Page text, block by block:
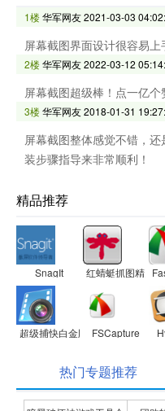
1楼华军网友2021-03-03
屏幕截图界面设计很容易
2楼华军网友2022-03-12
屏幕截图超级棒！点一亿个
3楼华军网友2018-01-31
屏幕截图整体感觉不错，
装步骤指导来非常顺利！
精品推荐
SnagIt 红蜻蜓抓图精灵
超级捕快白金版 FSCapture
热门专题推荐